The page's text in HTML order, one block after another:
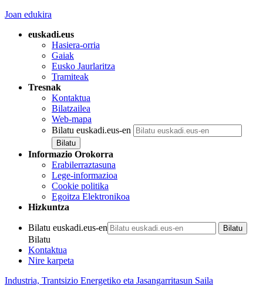
Joan edukira
euskadi.eus
Hasiera-orria
Gaiak
Eusko Jaurlaritza
Tramiteak
Tresnak
Kontaktua
Bilatzailea
Web-mapa
Bilatu euskadi.eus-en
Informazio Orokorra
Erabilerraztasuna
Lege-informazioa
Cookie politika
Egoitza Elektronikoa
Hizkuntza
Bilatu euskadi.eus-en
Bilatu
Kontaktua
Nire karpeta
Industria, Trantsizio Energetiko eta Jasangarritasun Saila